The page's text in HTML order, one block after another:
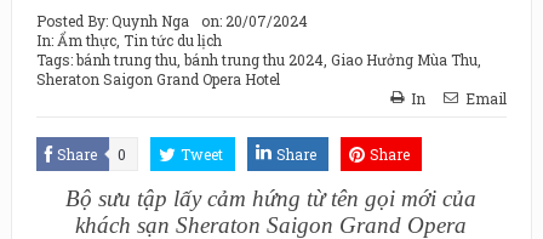
Posted By:Quynh Nga on: 20/07/2024
In: Ẩm thực, Tin tức du lịch
Tags:bánh trung thu bánh trung thu 2024, Giao Hưởng Mùa Thu
Sheraton Saigon Grand Opera Hotel
In
Email
Share 0 Tweet Share Share
Bộ sưu tập lấy cảm hứng từ tên gọi mới của
khách sạn Sheraton Saigon Grand Opera